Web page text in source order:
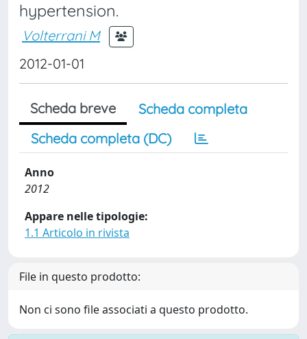
hypertension.
Volterrani M
2012-01-01
Scheda breve
Scheda completa
Scheda completa (DC)
Anno
2012
Appare nelle tipologie:
1.1 Articolo in rivista
File in questo prodotto:
Non ci sono file associati a questo prodotto.